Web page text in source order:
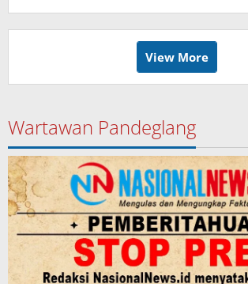
View More
Wartawan Pandeglang